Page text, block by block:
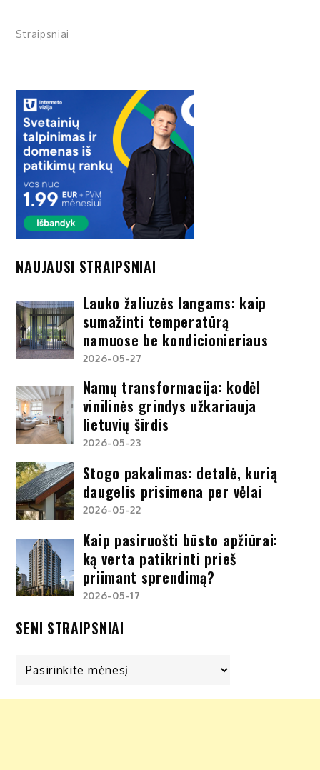
Straipsniai
NAUJAUSI STRAIPSNIAI
Lauko žaliuzės langams: kaip
sumažinti temperatūrą
namuose be kondicionieriaus
2026-05-27
Namų transformacija: kodėl
vinilinės grindys užkariauja
lietuvių širdis
2026-05-23
Stogo pakalimas: detalė, kurią
daugelis prisimena per vėlai
2026-05-22
Kaip pasiruošti būsto apžiūrai:
ką verta patikrinti prieš
priimant sprendimą?
2026-05-17
SENI STRAIPSNIAI